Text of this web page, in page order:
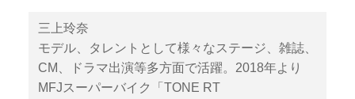
三上玲奈
モデル、タレントとして様々なステージ、雑誌、
CM、ドラマ出演等多方面で活躍。2018年より
MFJスーパーバイク「TONE RT